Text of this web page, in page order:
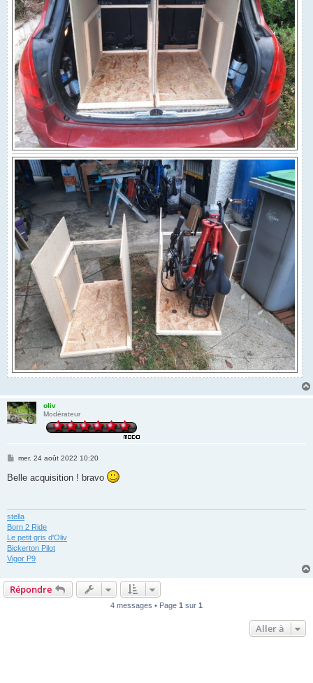
oliv
Modérateur
M
s
s
mer. 24 août 2022 10:20
Belle acquisition ! bravo
stella
Born 2 Ride
Le petit gris d'Oliv
Bickerton Pilot
Vigor P9
Répondre
4 messages • Page 1 sur 1
Aller à